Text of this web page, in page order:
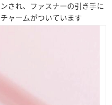
され、ファスナーの引き手に
ャームがついています